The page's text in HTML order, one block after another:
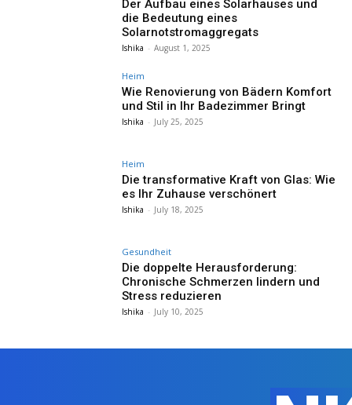
Der Aufbau eines Solarhauses und
die Bedeutung eines
Solarnotstromaggregats
Ishika - August 1, 2025
Heim
Wie Renovierung von Bädern Komfort
und Stil in Ihr Badezimmer Bringt
Ishika - July 25, 2025
Heim
Die transformative Kraft von Glas: Wie
es Ihr Zuhause verschönert
Ishika - July 18, 2025
Gesundheit
Die doppelte Herausforderung:
Chronische Schmerzen lindern und
Stress reduzieren
Ishika - July 10, 2025